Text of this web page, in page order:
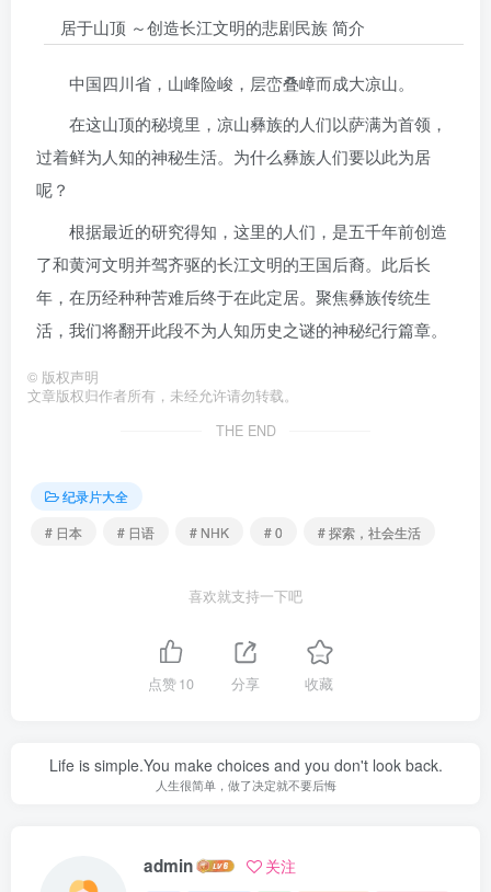
居于山顶 ～创造长江文明的悲剧民族 简介
中国四川省，山峰险峻，层峦叠嶂而成大凉山。
在这山顶的秘境里，凉山彝族的人们以萨满为首领，
过着鲜为人知的神秘生活。为什么彝族人们要以此为居
呢？
根据最近的研究得知，这里的人们，是五千年前创造
了和黄河文明并驾齐驱的长江文明的王国后裔。此后长
年，在历经种种苦难后终于在此定居。聚焦彝族传统生
活，我们将翻开此段不为人知历史之谜的神秘纪行篇章。
© 版权声明
文章版权归作者所有，未经允许请勿转载。
THE END
纪录片大全
# 日本
# 日语 # NHK # 0 # 探索，社会生活
喜欢就支持一下吧
点赞10 分享 收藏
Life is simple.You make choices and you don't look back.
人生很简单，做了决定就不要后悔
admin 关注